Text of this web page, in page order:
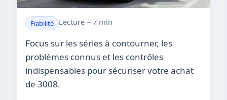
Fiabilité Lecture ~ 7 min
Focus sur les séries à contourner, les
problèmes connus et les contrôles
indispensables pour sécuriser votre achat
de 3008.